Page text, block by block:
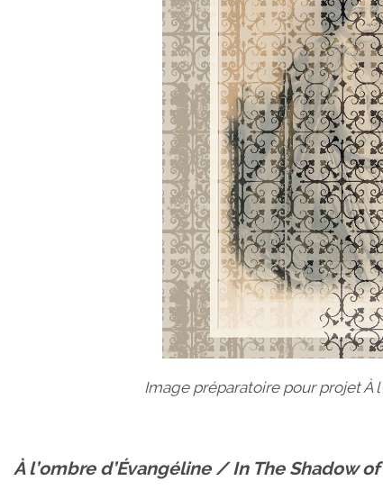
Image préparatoire pour projet À
À l’ombre d’Évangéline / In The Shadow